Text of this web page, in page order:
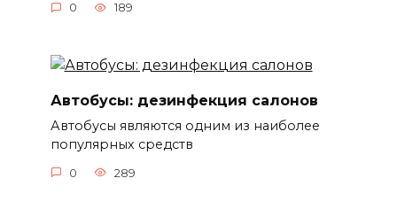
0 189
Автобусы: дезинфекция салонов
Автобусы являются одним из наиболее
популярных средств
0 289